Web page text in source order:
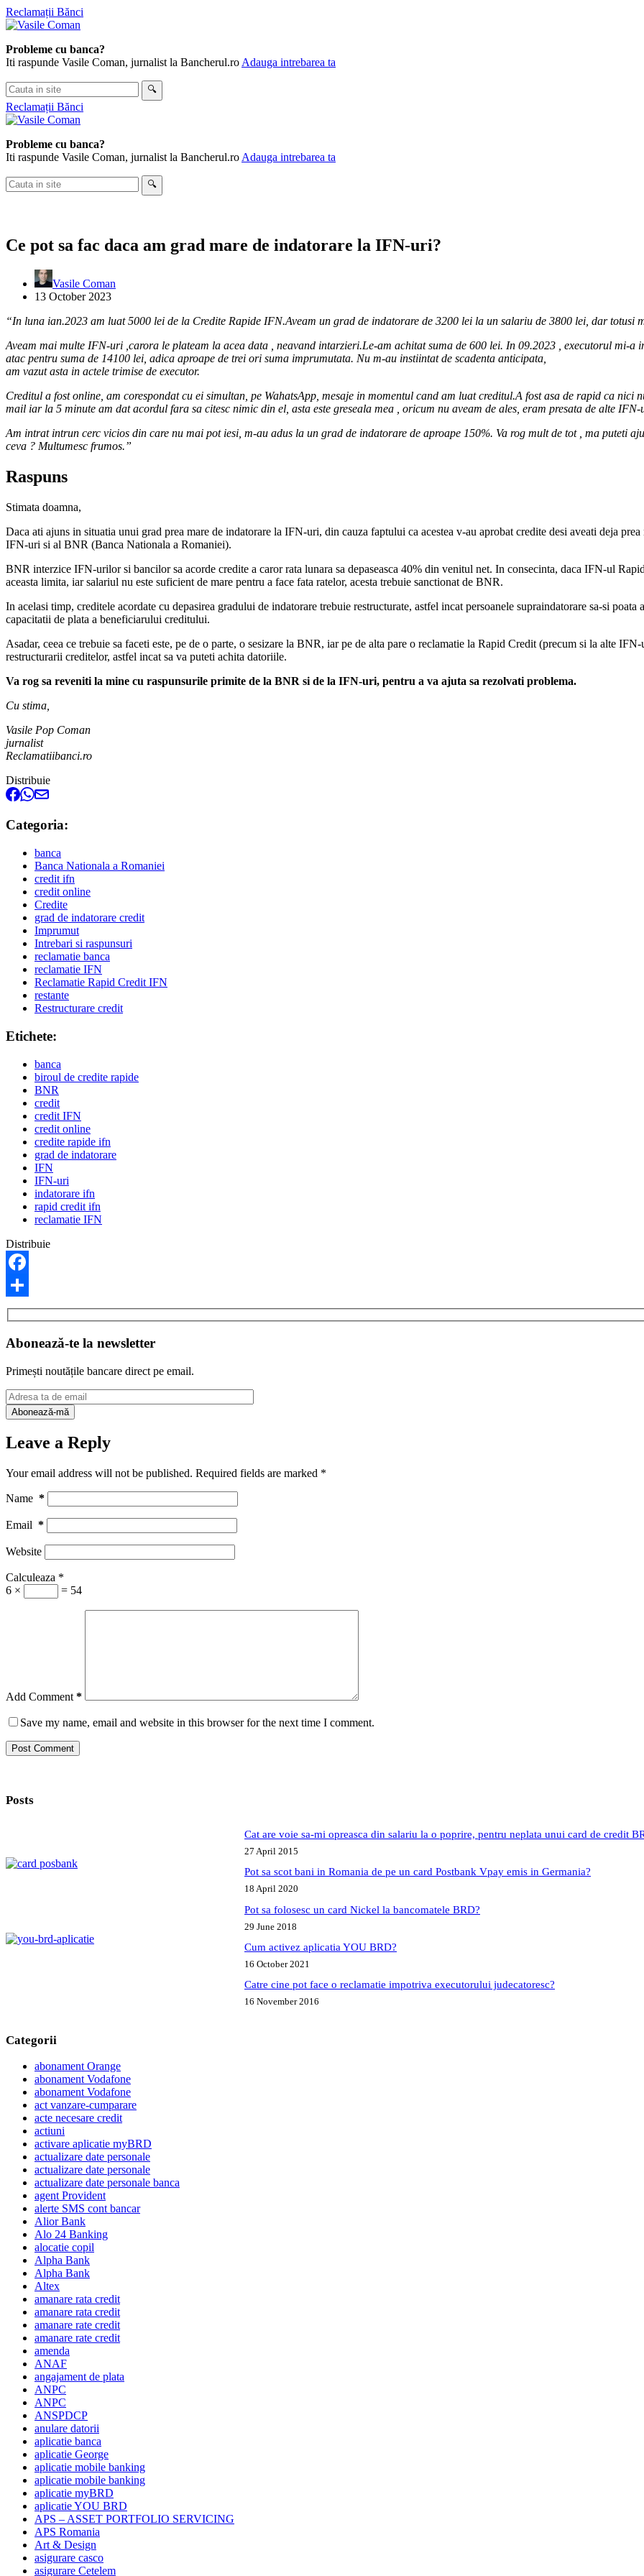
Skip
to
Reclamații Bănci
Probleme cu banca?
Iti raspunde Vasile Coman, jurnalist la Bancherul.ro Adauga intrebarea ta
Cauta
in
site
🔍
Reclamații Bănci
Probleme cu banca?
Iti raspunde Vasile Coman, jurnalist la Bancherul.ro Adauga intrebarea ta
Cauta
in
🔍
Ce pot sa fac daca am grad mare de indatorare la IFN-uri?
Vasile Coman
13 October 2023
“In luna ian.2023 am luat 5000 lei de la Credite Rapide IFN.Aveam un grad de indatorare de 3200 lei la un salariu de 3800 lei, dar totusi
Aveam mai multe IFN-uri ,carora le plateam la acea data , neavand intarzieri.Le-am achitat suma de 600 lei. In 09.2023 , executorul mi-a
atac pentru suma de 14100 lei, adica aproape de trei ori suma imprumutata. Nu m-au instiintat de scadenta anticipata,
am vazut asta in actele trimise de executor.
Creditul a fost online, am corespondat cu ei simultan, pe WahatsApp, mesaje in momentul cand am luat creditul.A fost asa de rapid ca
mail iar la 5 minute am dat acordul fara sa citesc nimic din el, asta este greseala mea , oricum nu aveam de ales, eram presata de alte
Am intrat intrun cerc vicios din care nu mai pot iesi, m-au adus la un grad de indatorare de aproape 150%. Va rog mult de tot , ma puteti
ceva ? Multumesc frumos.”
Raspuns
Stimata doamna,
Daca ati ajuns in situatia unui grad prea mare de indatorare la IFN-uri, din cauza faptului ca acestea v-au aprobat credite desi aveati deja
IFN-uri si al BNR (Banca Nationala a Romaniei).
BNR interzice IFN-urilor si bancilor sa acorde credite a caror rata lunara sa depaseasca 40% din venitul net. In consecinta, daca IFN-ul
aceasta limita, iar salariul nu este suficient de mare pentru a face fata ratelor, acesta trebuie sanctionat de BNR.
In acelasi timp, creditele acordate cu depasirea gradului de indatorare trebuie restructurate, astfel incat persoanele supraindatorare sa-si
capacitatii de plata a beneficiarului creditului.
Asadar, ceea ce trebuie sa faceti este, pe de o parte, o sesizare la BNR, iar pe de alta pare o reclamatie la Rapid Credit (precum si la alte
restructurarii creditelor, astfel incat sa va puteti achita datoriile.
Va rog sa reveniti la mine cu raspunsurile primite de la BNR si de la IFN-uri, pentru a va ajuta sa rezolvati problema.
Cu stima,
Vasile Pop Coman
jurnalist
Reclamatiibanci.ro
Distribuie
Categoria:
banca
Banca Nationala a Romaniei
credit ifn
credit online
Credite
grad de indatorare credit
Imprumut
Intrebari si raspunsuri
reclamatie banca
reclamatie IFN
Reclamatie Rapid Credit IFN
restante
Restructurare credit
Etichete:
banca
biroul de credite rapide
BNR
credit
credit IFN
credit online
credite rapide ifn
grad de indatorare
IFN
IFN-uri
indatorare ifn
rapid credit ifn
reclamatie IFN
Distribuie
Facebook
Share
Abonează-te la newsletter
Primești noutățile bancare direct pe email.
Leave a Reply
Your email address will not be published. Required fields are marked *
Name *
Email *
Website
Calculeaza *
6 ×
= 54
Add Comment *
Save my name, email and website in this browser for the next time I comment.
Post Comment
Posts
Cat are voie sa-mi opreasca din salariu la o poprire, pentru neplata unui card de credit
27 April 2015
Pot sa scot bani in Romania de pe un card Postbank Vpay emis in Germania?
18 April 2020
Pot sa folosesc un card Nickel la bancomatele BRD?
29 June 2018
Cum activez aplicatia YOU BRD?
16 October 2021
Catre cine pot face o reclamatie impotriva executorului judecatoresc?
16 November 2016
Categorii
abonament Orange
abonament Vodafone
abonament Vodafone
act vanzare-cumparare
acte necesare credit
actiuni
activare aplicatie myBRD
actualizare date personale
actualizare date personale
actualizare date personale banca
agent Provident
alerte SMS cont bancar
Alior Bank
Alo 24 Banking
alocatie copil
Alpha Bank
Alpha Bank
Altex
amanare rata credit
amanare rata credit
amanare rate credit
amanare rate credit
amenda
ANAF
angajament de plata
ANPC
ANPC
ANSPDCP
anulare datorii
aplicatie banca
aplicatie George
aplicatie mobile banking
aplicatie mobile banking
aplicatie myBRD
aplicatie YOU BRD
APS – ASSET PORTFOLIO SERVICING
APS Romania
Art & Design
asigurare casco
asigurare Cetelem